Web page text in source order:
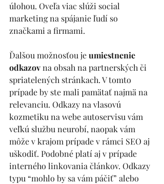
úlohou. Oveľa viac slúži social
marketing na spájanie ľudí so
značkami a firmami.
Ďalšou možnosťou je umiestnenie
odkazov na obsah na partnerských či
spriatelených stránkach. V tomto
prípade by ste mali pamätať najmä na
relevanciu. Odkazy na vlasovú
kozmetiku na webe autoservisu vám
veľkú službu neurobí, naopak vám
môže v krajom prípade v rámci SEO aj
uškodiť. Podobné platí aj v prípade
interného linkovania článkov. Odkazy
typu “mohlo by sa vám páčiť” alebo